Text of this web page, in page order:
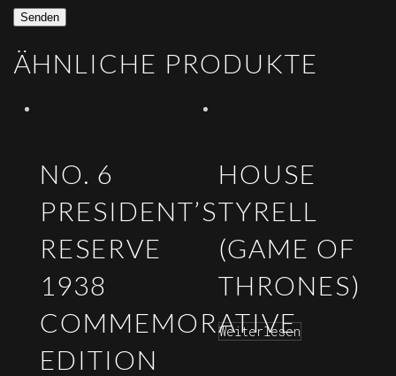
ÄHNLICHE PRODUKTE
NO. 6
PRESIDENT’S
RESERVE
1938
COMMEMORATIVE
EDITION
HOUSE
TYRELL
(GAME OF
THRONES)
Weiterlesen